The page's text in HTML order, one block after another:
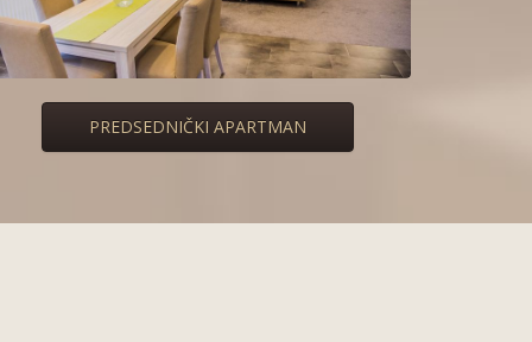
PREDSEDNIČKI APARTMAN